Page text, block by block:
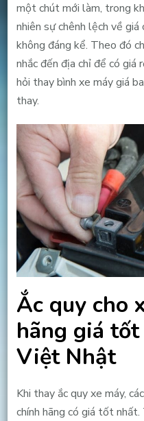
một chút mới làm, trong
nhiên sự chênh lệch về giá
không đáng kể. Theo đó
nhắc đến địa chỉ để có giá
hỏi thay bình xe máy giá
thay.
Ắc quy cho
hãng giá
Việt Nhật
Khi thay ắc quy xe máy,
chính hãng có giá tốt